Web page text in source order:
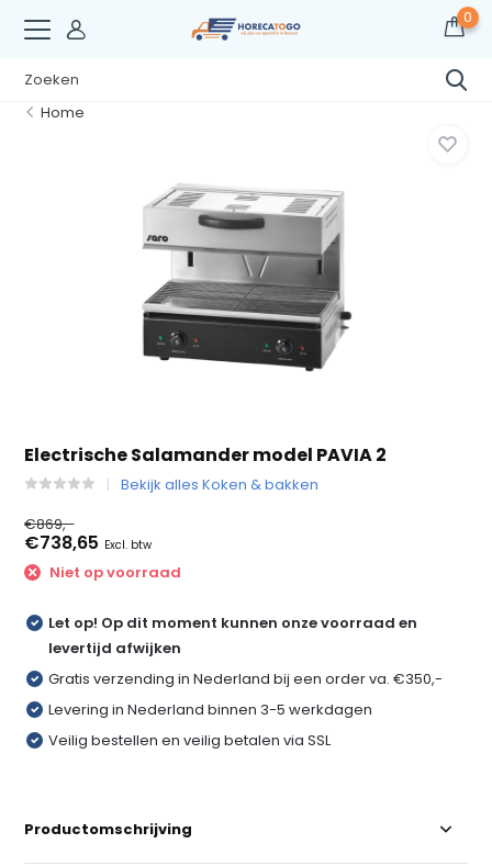
0
Home
Electrische Salamander model PAVIA 2
Bekijk alles Koken & bakken
€869,-
€738,65 Excl. btw
Niet op voorraad
Let op! Op dit moment kunnen onze voorraad en
levertijd afwijken
Gratis verzending in Nederland bij een order va. €350,-
Levering in Nederland binnen 3-5 werkdagen
Veilig bestellen en veilig betalen via SSL
Productomschrijving